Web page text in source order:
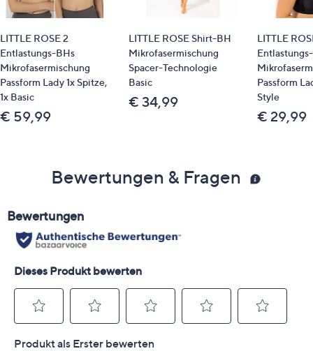
LITTLE ROSE 2
Entlastungs-BHs
Mikrofasermischung
Passform Lady 1x Spitze,
1x Basic
€ 59,99
LITTLE ROSE Shirt-BH
Mikrofasermischung
Spacer-Technologie
Basic
€ 34,99
LITTLE
Passform
Style
€ 29,99
Bewertungen & Fragen